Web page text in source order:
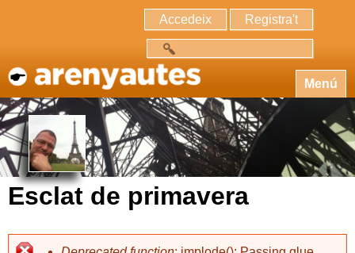
Accedeix Registra't
Menú
Esclat de primavera